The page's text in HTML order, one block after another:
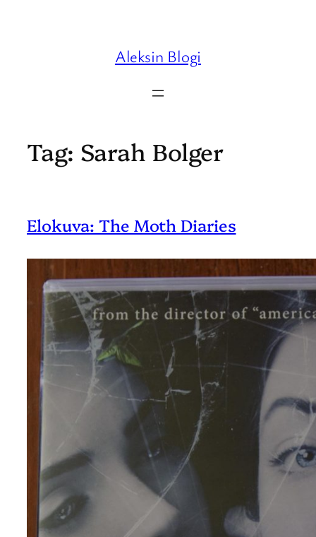
Aleksin Blogi
Tag: Sarah Bolger
Elokuva: The Moth Diaries